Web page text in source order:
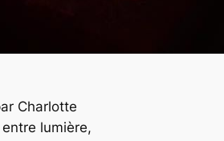
Charlotte
lumière,